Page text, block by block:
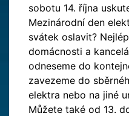
sobotu 14. října
Mezinárodní den
svátek oslavit?
domácnosti a
odneseme do
zavezeme do
elektra nebo na jiné
Můžete také od 13.